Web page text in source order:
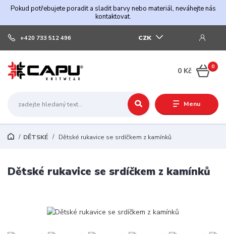
Pokud potřebujete poradit a sladit barvy nebo materiál, neváhejte nás
kontaktovat.
Menu
CZK
+420 733 512 496
0
0 Kč
DĚTSKÉ Dětské rukavice se srdíčkem z kamínků
Dětské rukavice se srdíčkem z kamínků